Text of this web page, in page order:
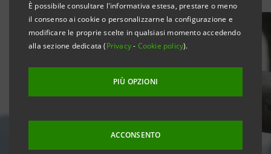
È possibile consultare l'informativa estesa, prestare o meno
il consenso ai cookie o personalizzarne la configurazione e
modificare le proprie scelte in qualsiasi momento accedendo
alla sezione dedicata (Privacy- Cookie policy).
PIÙ OPZIONI
ACCONSENTO